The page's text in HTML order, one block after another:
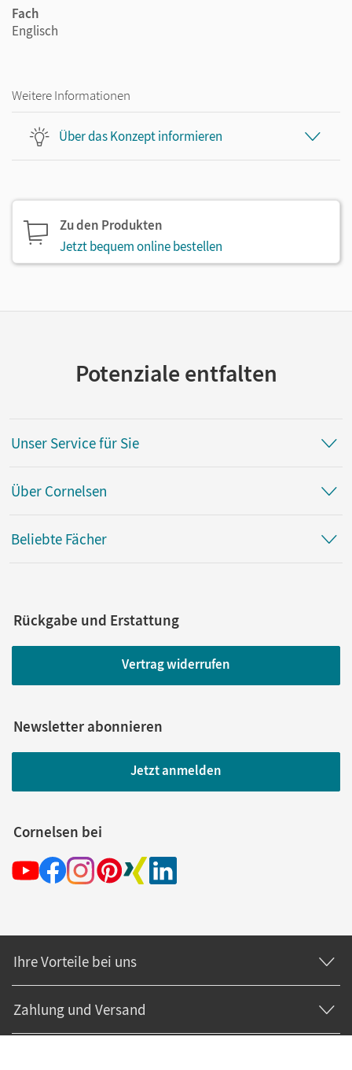
Fach
Englisch
Weitere Informationen
Über das Konzept informieren
Zu den Produkten
Jetzt bequem online bestellen
Potenziale entfalten
Unser Service für Sie
Über Cornelsen
Beliebte Fächer
Rückgabe und Erstattung
Vertrag widerrufen
Newsletter abonnieren
Jetzt anmelden
Cornelsen bei
Ihre Vorteile bei uns
Zahlung und Versand